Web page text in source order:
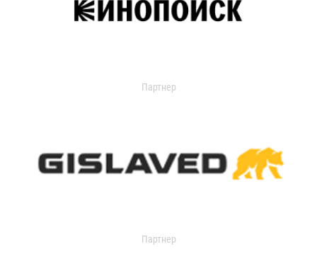
Партнер
Партнер